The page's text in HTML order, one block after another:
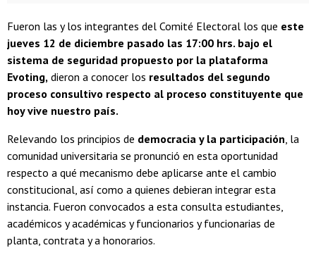
Fueron las y los integrantes del Comité Electoral los que este
jueves 12 de diciembre pasado las 17:00 hrs. bajo el
sistema de seguridad propuesto por la plataforma
Evoting, dieron a conocer los resultados del segundo
proceso consultivo respecto al proceso constituyente que
hoy vive nuestro país.
Relevando los principios de democracia y la participación, la
comunidad universitaria se pronunció en esta oportunidad
respecto a qué mecanismo debe aplicarse ante el cambio
constitucional, así como a quienes debieran integrar esta
instancia. Fueron convocados a esta consulta estudiantes,
académicos y académicas y funcionarios y funcionarias de
planta, contrata y a honorarios.